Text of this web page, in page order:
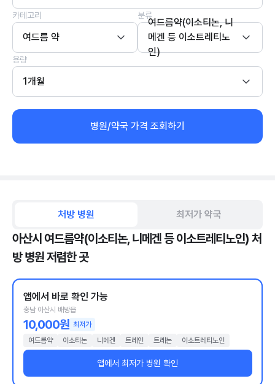
카테고리
여드름 약
분류
여드름약(이소티논, 니
메겐 등 이소트레티노
인)
용량
1개월
병원/약국 가격 조회하기
처방 병원 최저가 약국
아산시 여드름약(이소티논, 니메겐 등 이소트레티노인) 처
방 병원 저렴한 곳
앱에서 바로 확인 가능
충남 아산시 배방읍
10,000원 최저가
여드름약
이소티논 니메겐 트레인 트레논 이소트레티노인
앱에서 최저가 병원 확인